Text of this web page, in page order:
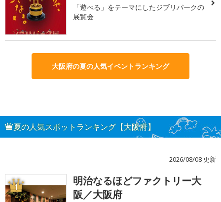
「遊べる」をテーマにしたジブリパークの
展覧会
大阪府の夏の人気イベントランキング
夏の人気スポットランキング【大阪府】
2026/08/08 更新
1
明治なるほどファクトリー大
阪／大阪府